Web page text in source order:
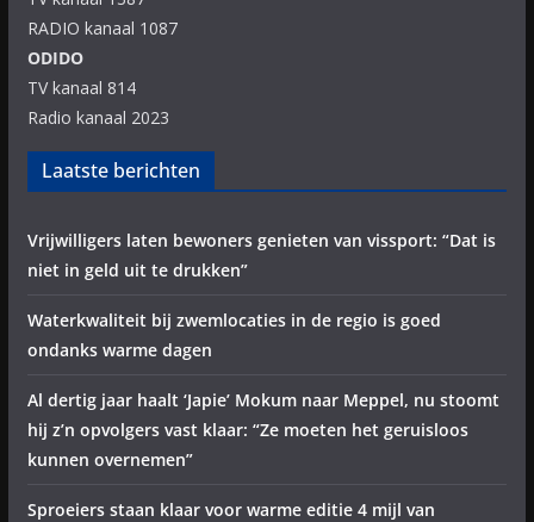
RADIO kanaal 1087
ODIDO
TV kanaal 814
Radio kanaal 2023
Laatste berichten
Vrijwilligers laten bewoners genieten van vissport: “Dat is
niet in geld uit te drukken”
Waterkwaliteit bij zwemlocaties in de regio is goed
ondanks warme dagen
Al dertig jaar haalt ‘Japie’ Mokum naar Meppel, nu stoomt
hij z’n opvolgers vast klaar: “Ze moeten het geruisloos
kunnen overnemen”
Sproeiers staan klaar voor warme editie 4 mijl van